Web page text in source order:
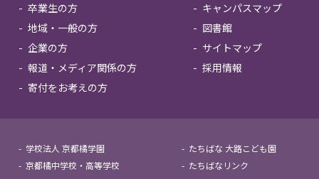
卒業生の方
地域・一般の方
企業の方
報道・メディア関係の方
寄付をお考えの方
キャンパスマップ
図書館
サイトマップ
採用情報
学校法人 京都橘学園
京都橘中学校・高等学校
たちばな 大路こども園
たちばなリンク